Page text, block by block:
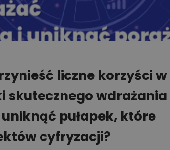
liczne korzyści w
skutecznego wdrażania
pułapek, które
cyfryzacji?